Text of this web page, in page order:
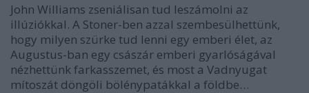
John Williams zseniálisan tud leszámolni az
illúziókkal. A Stoner-ben azzal szembesülhettünk,
hogy milyen szürke tud lenni egy emberi élet, az
Augustus-ban egy császár emberi gyarlóságával
nézhettünk farkasszemet, és most a Vadnyugat
mítoszát döngöli bölénypatákkal a földbe…